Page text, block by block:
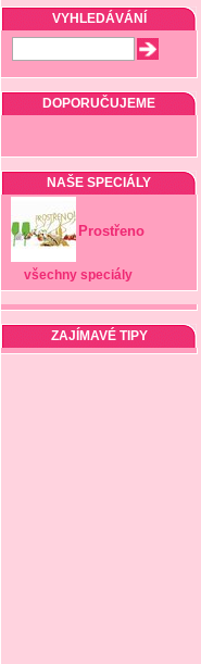
VYHLEDÁVÁNÍ
DOPORUČUJEME
NAŠE SPECIÁLY
Prostřeno
všechny speciály
ZAJÍMAVÉ TIPY